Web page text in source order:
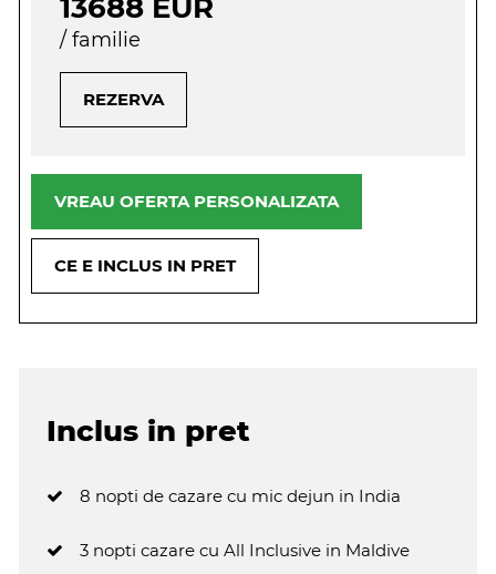
13688 EUR
/ familie
REZERVA
VREAU OFERTA PERSONALIZATA
CE E INCLUS IN PRET
Inclus in pret
8 nopti de cazare cu mic dejun in India
3 nopti cazare cu All Inclusive in Maldive